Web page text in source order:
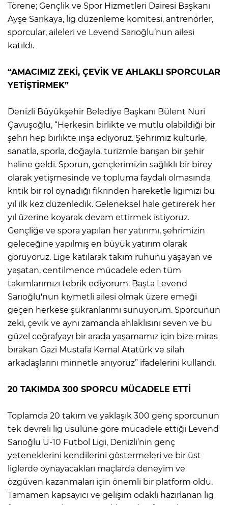
Törene; Gençlik ve Spor Hizmetleri Dairesi Başkanı
Ayşe Sarıkaya, lig düzenleme komitesi, antrenörler,
sporcular, aileleri ve Levend Sarıoğlu’nun ailesi
katıldı.
“AMACIMIZ ZEKİ, ÇEVİK VE AHLAKLI SPORCULAR
YETİŞTİRMEK”
Denizli Büyükşehir Belediye Başkanı Bülent Nuri
Çavuşoğlu, “Herkesin birlikte ve mutlu olabildiği bir
şehri hep birlikte inşa ediyoruz. Şehrimiz kültürle,
sanatla, sporla, doğayla, turizmle barışan bir şehir
haline geldi. Sporun, gençlerimizin sağlıklı bir birey
olarak yetişmesinde ve topluma faydalı olmasında
kritik bir rol oynadığı fikrinden hareketle ligimizi bu
yıl ilk kez düzenledik. Geleneksel hale getirerek her
yıl üzerine koyarak devam ettirmek istiyoruz.
Gençliğe ve spora yapılan her yatırımı, şehrimizin
geleceğine yapılmış en büyük yatırım olarak
görüyoruz. Lige katılarak takım ruhunu yaşayan ve
yaşatan, centilmence mücadele eden tüm
takımlarımızı tebrik ediyorum. Başta Levend
Sarıoğlu'nun kıymetli ailesi olmak üzere emeği
geçen herkese şükranlarımı sunuyorum. Sporcunun
zeki, çevik ve aynı zamanda ahlaklısını seven ve bu
güzel coğrafyayı bir arada yaşamamız için bize miras
bırakan Gazi Mustafa Kemal Atatürk ve silah
arkadaşlarını minnetle anıyoruz” ifadelerini kullandı.
20 TAKIMDA 300 SPORCU MÜCADELE ETTİ
Toplamda 20 takım ve yaklaşık 300 genç sporcunun
tek devreli lig usulüne göre mücadele ettiği Levend
Sarıoğlu U-10 Futbol Ligi, Denizli’nin genç
yeteneklerini kendilerini göstermeleri ve bir üst
liglerde oynayacakları maçlarda deneyim ve
özgüven kazanmaları için önemli bir platform oldu.
Tamamen kapsayıcı ve gelişim odaklı hazırlanan lig